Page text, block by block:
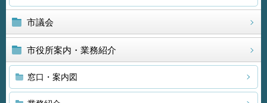
市議会
市役所案内・業務紹介
窓口・案内図